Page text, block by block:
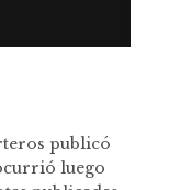
publicó
luego